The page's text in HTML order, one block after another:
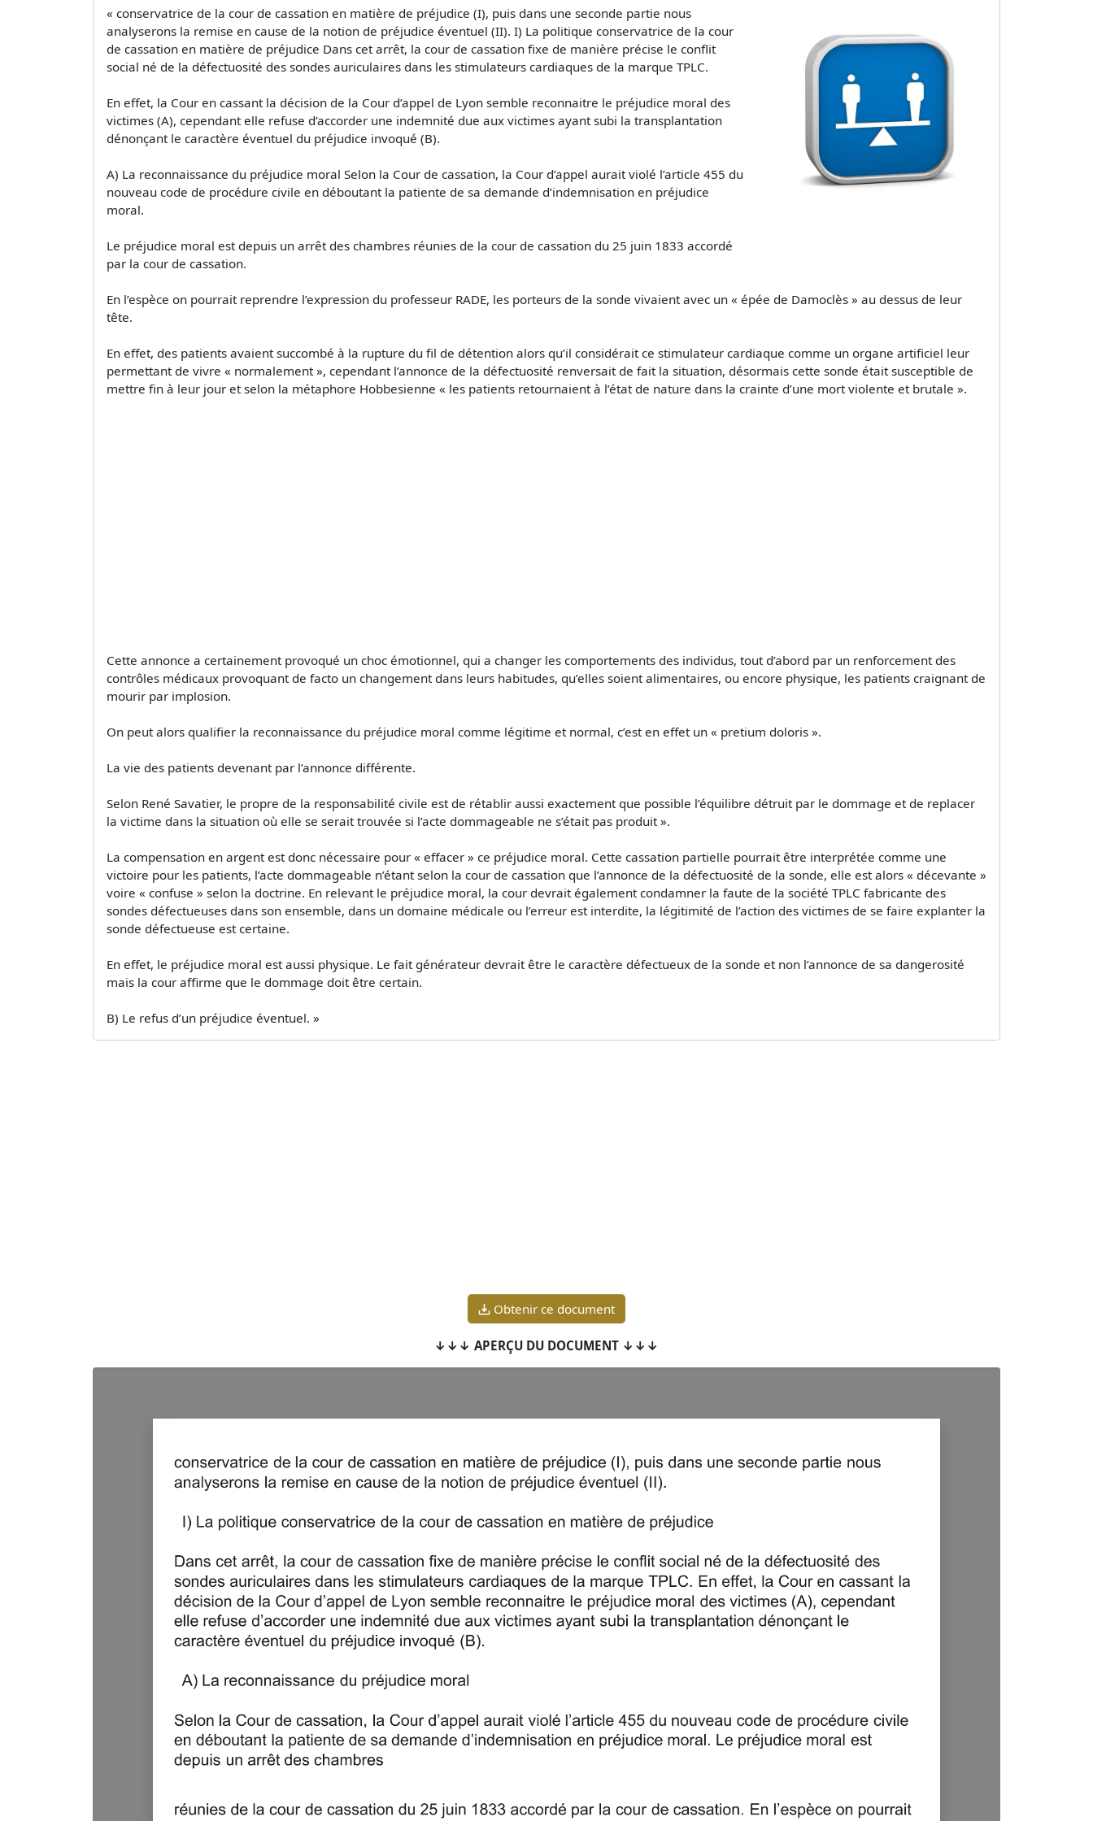
« conservatrice de la cour de cassation en matière de préjudice (I), puis dans une seconde partie nous
analyserons la remise en cause de la notion de préjudice éventuel (II). I) La politique conservatrice de la cour
de cassation en matière de préjudice Dans cet arrêt, la cour de cassation fixe de manière précise le conflit
social né de la défectuosité des sondes auriculaires dans les stimulateurs cardiaques de la marque TPLC.
En effet, la Cour en cassant la décision de la Cour d’appel de Lyon semble reconnaitre le préjudice moral des
victimes (A), cependant elle refuse d’accorder une indemnité due aux victimes ayant subi la transplantation
dénonçant le caractère éventuel du préjudice invoqué (B).
A) La reconnaissance du préjudice moral Selon la Cour de cassation, la Cour d’appel aurait violé l’article 455 du
nouveau code de procédure civile en déboutant la patiente de sa demande d’indemnisation en préjudice
moral.
Le préjudice moral est depuis un arrêt des chambres réunies de la cour de cassation du 25 juin 1833 accordé
par la cour de cassation.
En l’espèce on pourrait reprendre l’expression du professeur RADE, les porteurs de la sonde vivaient avec un « épée de Damoclès » au dessus de leur
tête.
En effet, des patients avaient succombé à la rupture du fil de détention alors qu’il considérait ce stimulateur cardiaque comme un organe artificiel leur
permettant de vivre « normalement », cependant l’annonce de la défectuosité renversait de fait la situation, désormais cette sonde était susceptible de
mettre fin à leur jour et selon la métaphore Hobbesienne « les patients retournaient à l’état de nature dans la crainte d’une mort violente et brutale ».
Cette annonce a certainement provoqué un choc émotionnel, qui a changer les comportements des individus, tout d’abord par un renforcement des
contrôles médicaux provoquant de facto un changement dans leurs habitudes, qu’elles soient alimentaires, ou encore physique, les patients craignant de
mourir par implosion.
On peut alors qualifier la reconnaissance du préjudice moral comme légitime et normal, c’est en effet un « pretium doloris ».
La vie des patients devenant par l’annonce différente.
Selon René Savatier, le propre de la responsabilité civile est de rétablir aussi exactement que possible l’équilibre détruit par le dommage et de replacer
la victime dans la situation où elle se serait trouvée si l’acte dommageable ne s’était pas produit ».
La compensation en argent est donc nécessaire pour « effacer » ce préjudice moral. Cette cassation partielle pourrait être interprétée comme une
victoire pour les patients, l’acte dommageable n’étant selon la cour de cassation que l’annonce de la défectuosité de la sonde, elle est alors « décevante »
voire « confuse » selon la doctrine. En relevant le préjudice moral, la cour devrait également condamner la faute de la société TPLC fabricante des
sondes défectueuses dans son ensemble, dans un domaine médicale ou l’erreur est interdite, la légitimité de l’action des victimes de se faire explanter la
sonde défectueuse est certaine.
En effet, le préjudice moral est aussi physique. Le fait générateur devrait être le caractère défectueux de la sonde et non l’annonce de sa dangerosité
mais la cour affirme que le dommage doit être certain.
B) Le refus d’un préjudice éventuel. »
Obtenir ce document
↓↓↓ APERÇU DU DOCUMENT ↓↓↓